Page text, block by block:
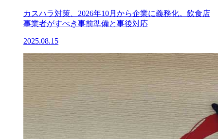
カスハラ対策、2026年10月から企業に義務化。飲食店
事業者がすべき事前準備と事後対応
2025.08.15